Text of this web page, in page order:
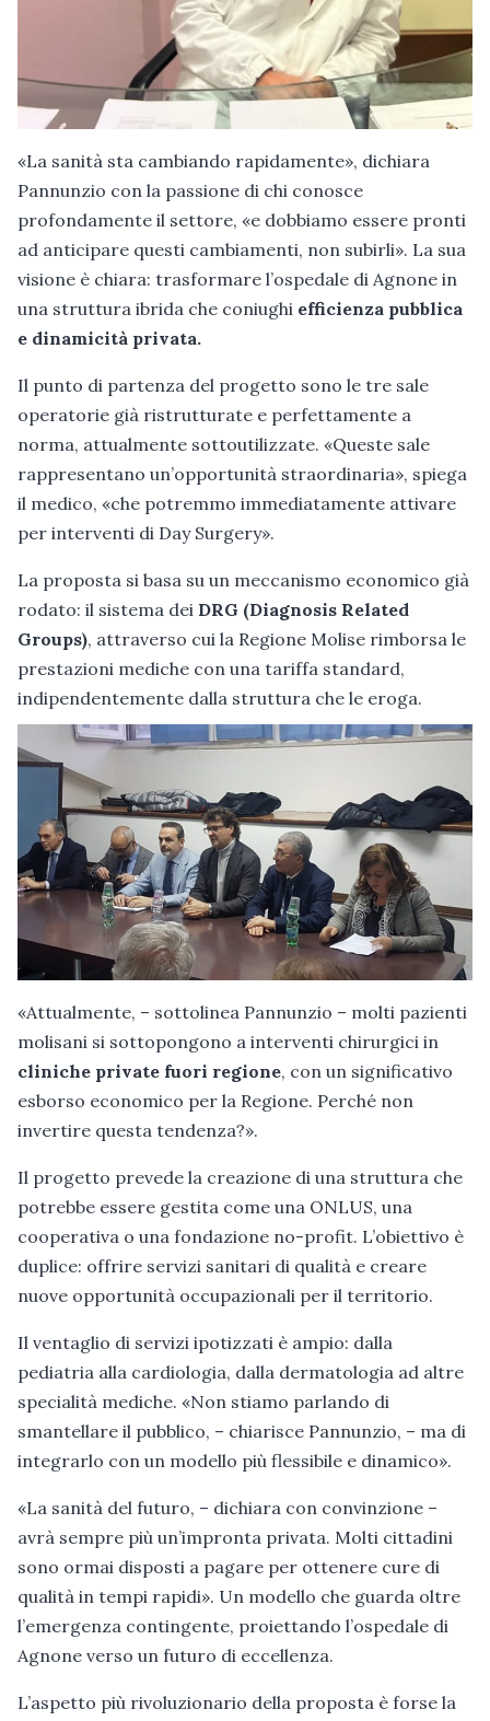
«La sanità sta cambiando rapidamente», dichiara
Pannunzio con la passione di chi conosce
profondamente il settore, «e dobbiamo essere pronti
ad anticipare questi cambiamenti, non subirli». La sua
visione è chiara: trasformare l’ospedale di Agnone in
una struttura ibrida che coniughi efficienza pubblica
e dinamicità privata.
Il punto di partenza del progetto sono le tre sale
operatorie già ristrutturate e perfettamente a
norma, attualmente sottoutilizzate. «Queste sale
rappresentano un’opportunità straordinaria», spiega
il medico, «che potremmo immediatamente attivare
per interventi di Day Surgery».
La proposta si basa su un meccanismo economico già
rodato: il sistema dei DRG (Diagnosis Related
Groups), attraverso cui la Regione Molise rimborsa le
prestazioni mediche con una tariffa standard,
indipendentemente dalla struttura che le eroga.
«Attualmente, – sottolinea Pannunzio – molti pazienti
molisani si sottopongono a interventi chirurgici in
cliniche private fuori regione, con un significativo
esborso economico per la Regione. Perché non
invertire questa tendenza?».
Il progetto prevede la creazione di una struttura che
potrebbe essere gestita come una ONLUS, una
cooperativa o una fondazione no-profit. L’obiettivo è
duplice: offrire servizi sanitari di qualità e creare
nuove opportunità occupazionali per il territorio.
Il ventaglio di servizi ipotizzati è ampio: dalla
pediatria alla cardiologia, dalla dermatologia ad altre
specialità mediche. «Non stiamo parlando di
smantellare il pubblico, – chiarisce Pannunzio, – ma di
integrarlo con un modello più flessibile e dinamico».
«La sanità del futuro, – dichiara con convinzione –
avrà sempre più un’impronta privata. Molti cittadini
sono ormai disposti a pagare per ottenere cure di
qualità in tempi rapidi». Un modello che guarda oltre
l’emergenza contingente, proiettando l’ospedale di
Agnone verso un futuro di eccellenza.
L’aspetto più rivoluzionario della proposta è forse la